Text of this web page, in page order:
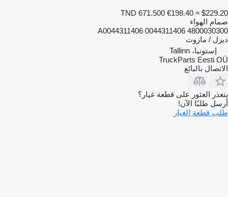
TND 671.500 €198.40 ≈ $229.20
صمام الهواء
4800030300 0044311406 A0044311406
ديزل / مازوت
إستونيا، Tallinn
TruckParts Eesti OÜ
الاتصال بالبائع
يتعذر العثور على قطعة غيار؟
أرسل طلبًا الآن!
طلب قطعة الغيار